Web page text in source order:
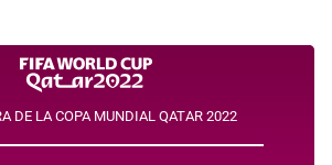
DE LA COPA MUNDIAL QATAR 2022